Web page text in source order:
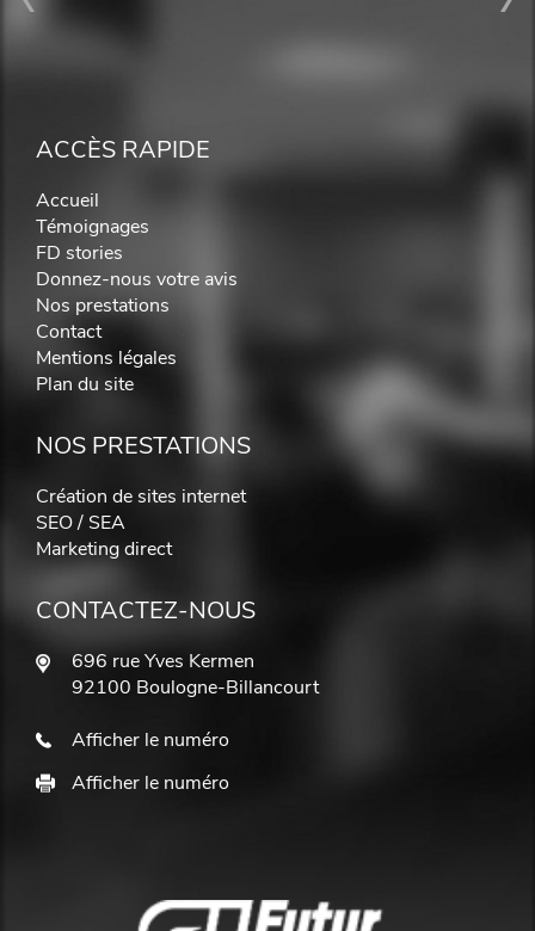
ACCÈS RAPIDE
Accueil
Témoignages
FD stories
Donnez-nous votre avis
Nos prestations
Contact
Mentions légales
Plan du site
NOS PRESTATIONS
Création de sites internet
SEO / SEA
Marketing direct
CONTACTEZ-NOUS
696 rue Yves Kermen
92100 Boulogne-Billancourt
Afficher le numéro
Afficher le numéro